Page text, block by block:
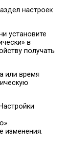
настроек
установите
в
получать
или время
изменения.